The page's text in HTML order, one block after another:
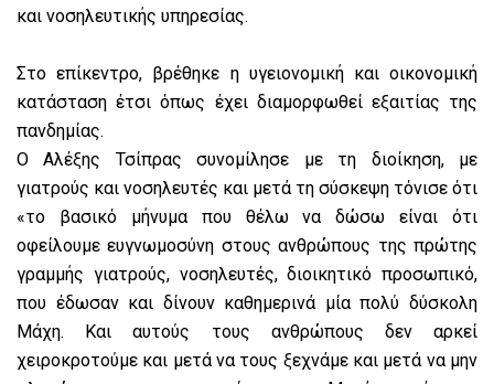
και νοσηλευτικής υπηρεσίας.
Στο επίκεντρο, βρέθηκε η υγειονομική και οικονομική
κατάσταση έτσι όπως έχει διαμορφωθεί εξαιτίας της
πανδημίας.
Ο Αλέξης Τσίπρας συνομίλησε με τη διοίκηση, με
γιατρούς και νοσηλευτές και μετά τη σύσκεψη τόνισε ότι
«το βασικό μήνυμα που θέλω να δώσω είναι ότι
οφείλουμε ευγνωμοσύνη στους ανθρώπους της πρώτης
γραμμής γιατρούς, νοσηλευτές, διοικητικό προσωπικό,
που έδωσαν και δίνουν καθημερινά μία πολύ δύσκολη
Μάχη. Και αυτούς τους ανθρώπους δεν αρκεί
χειροκροτούμε και μετά να τους ξεχνάμε και μετά να μην